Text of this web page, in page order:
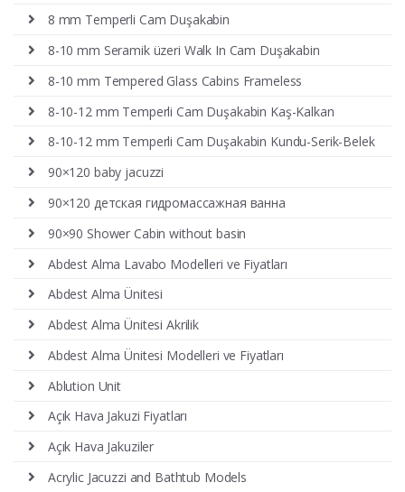
8 mm Temperli Cam Duşakabin
8-10 mm Seramik üzeri Walk In Cam Duşakabin
8-10 mm Tempered Glass Cabins Frameless
8-10-12 mm Temperli Cam Duşakabin Kaş-Kalkan
8-10-12 mm Temperli Cam Duşakabin Kundu-Serik-Belek
90×120 baby jacuzzi
90×120 детская гидромассажная ванна
90×90 Shower Cabin without basin
Abdest Alma Lavabo Modelleri ve Fiyatları
Abdest Alma Ünitesi
Abdest Alma Ünitesi Akrilik
Abdest Alma Ünitesi Modelleri ve Fiyatları
Ablution Unit
Açık Hava Jakuzi Fiyatları
Açık Hava Jakuziler
Acrylic Jacuzzi and Bathtub Models